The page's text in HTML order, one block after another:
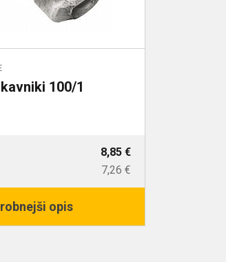
100/1
8,85 €
7,26 €
opis